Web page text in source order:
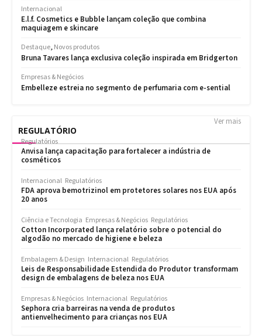
REGULATÓRIO
Ver mais
Regulatórios
Anvisa lança capacitação para fortalecer a indústria de
cosméticos
Internacional Regulatórios
FDA aprova bemotrizinol em protetores solares nos EUA após
20 anos
Ciência e Tecnologia Empresas & Negócios Regulatórios
Cotton Incorporated lança relatório sobre o potencial do
algodão no mercado de higiene e beleza
Embalagem & Design Internacional Regulatórios
Leis de Responsabilidade Estendida do Produtor transformam
design de embalagens de beleza nos EUA
Empresas & Negócios Internacional Regulatórios
Sephora cria barreiras na venda de produtos
antienvelhecimento para crianças nos EUA